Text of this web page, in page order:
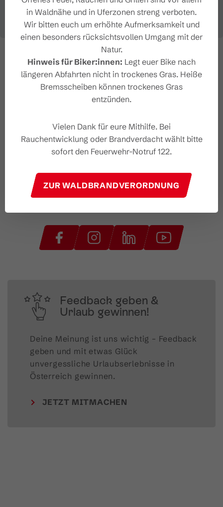
Feedback geben &
Urlaub gewinnen!
Deine Meinung ist uns wichtig – Feedback
geben und mit etwas Glück
unvergessliche Urlaubserlebnisse in
Österreich gewinnen.
JETZT MITMACHEN
in Waldnähe und in Uferzonen streng verboten.
Wir bitten euch um erhöhte Aufmerksamkeit und
einen besonders rücksichtsvollen Umgang mit der
Natur.
Hinweis für Biker:innen: Legt euer Bike nach
längeren Abfahrten nicht in trockenes Gras. Heiße
Bremsscheiben können trockenes Gras
entzünden.
Vielen Dank für eure Mithilfe. Bei
Rauchentwicklung oder Brandverdacht wählt bitte
sofort den Feuerwehr-Notruf 122.
ZUR WALDBRANDVERORDNUNG